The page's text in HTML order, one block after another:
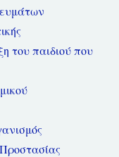
του παιδιού που